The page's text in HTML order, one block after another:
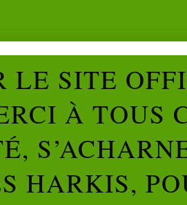
LE SITE
À TOUS
HARKIS,